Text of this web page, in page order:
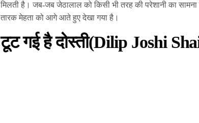
मिलती है। जब-जब जेठालाल को किसी भी तरह की परेशानी का
तारक मेहता को आगे आते हुए देखा गया है।
टूट गई है दोस्ती(Dilip Joshi